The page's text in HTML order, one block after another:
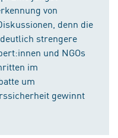
von
denn die
strengere
und NGOs
im
um
gewinnt